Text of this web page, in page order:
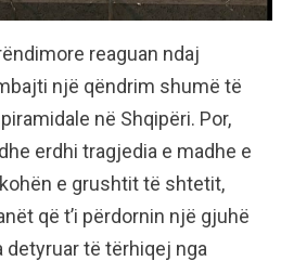
reaguan ndaj
një qëndrim shumë të
në Shqipëri. Por,
erdhi tragjedia e madhe e
e grushtit të shtetit,
që t’i përdornin një gjuhë
të tërhiqej nga